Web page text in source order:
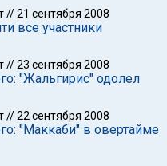
//21 сентября 2008
все участники
//23 сентября 2008
"Жальгирис" одолел
//22 сентября 2008
"Маккаби" в овертайме